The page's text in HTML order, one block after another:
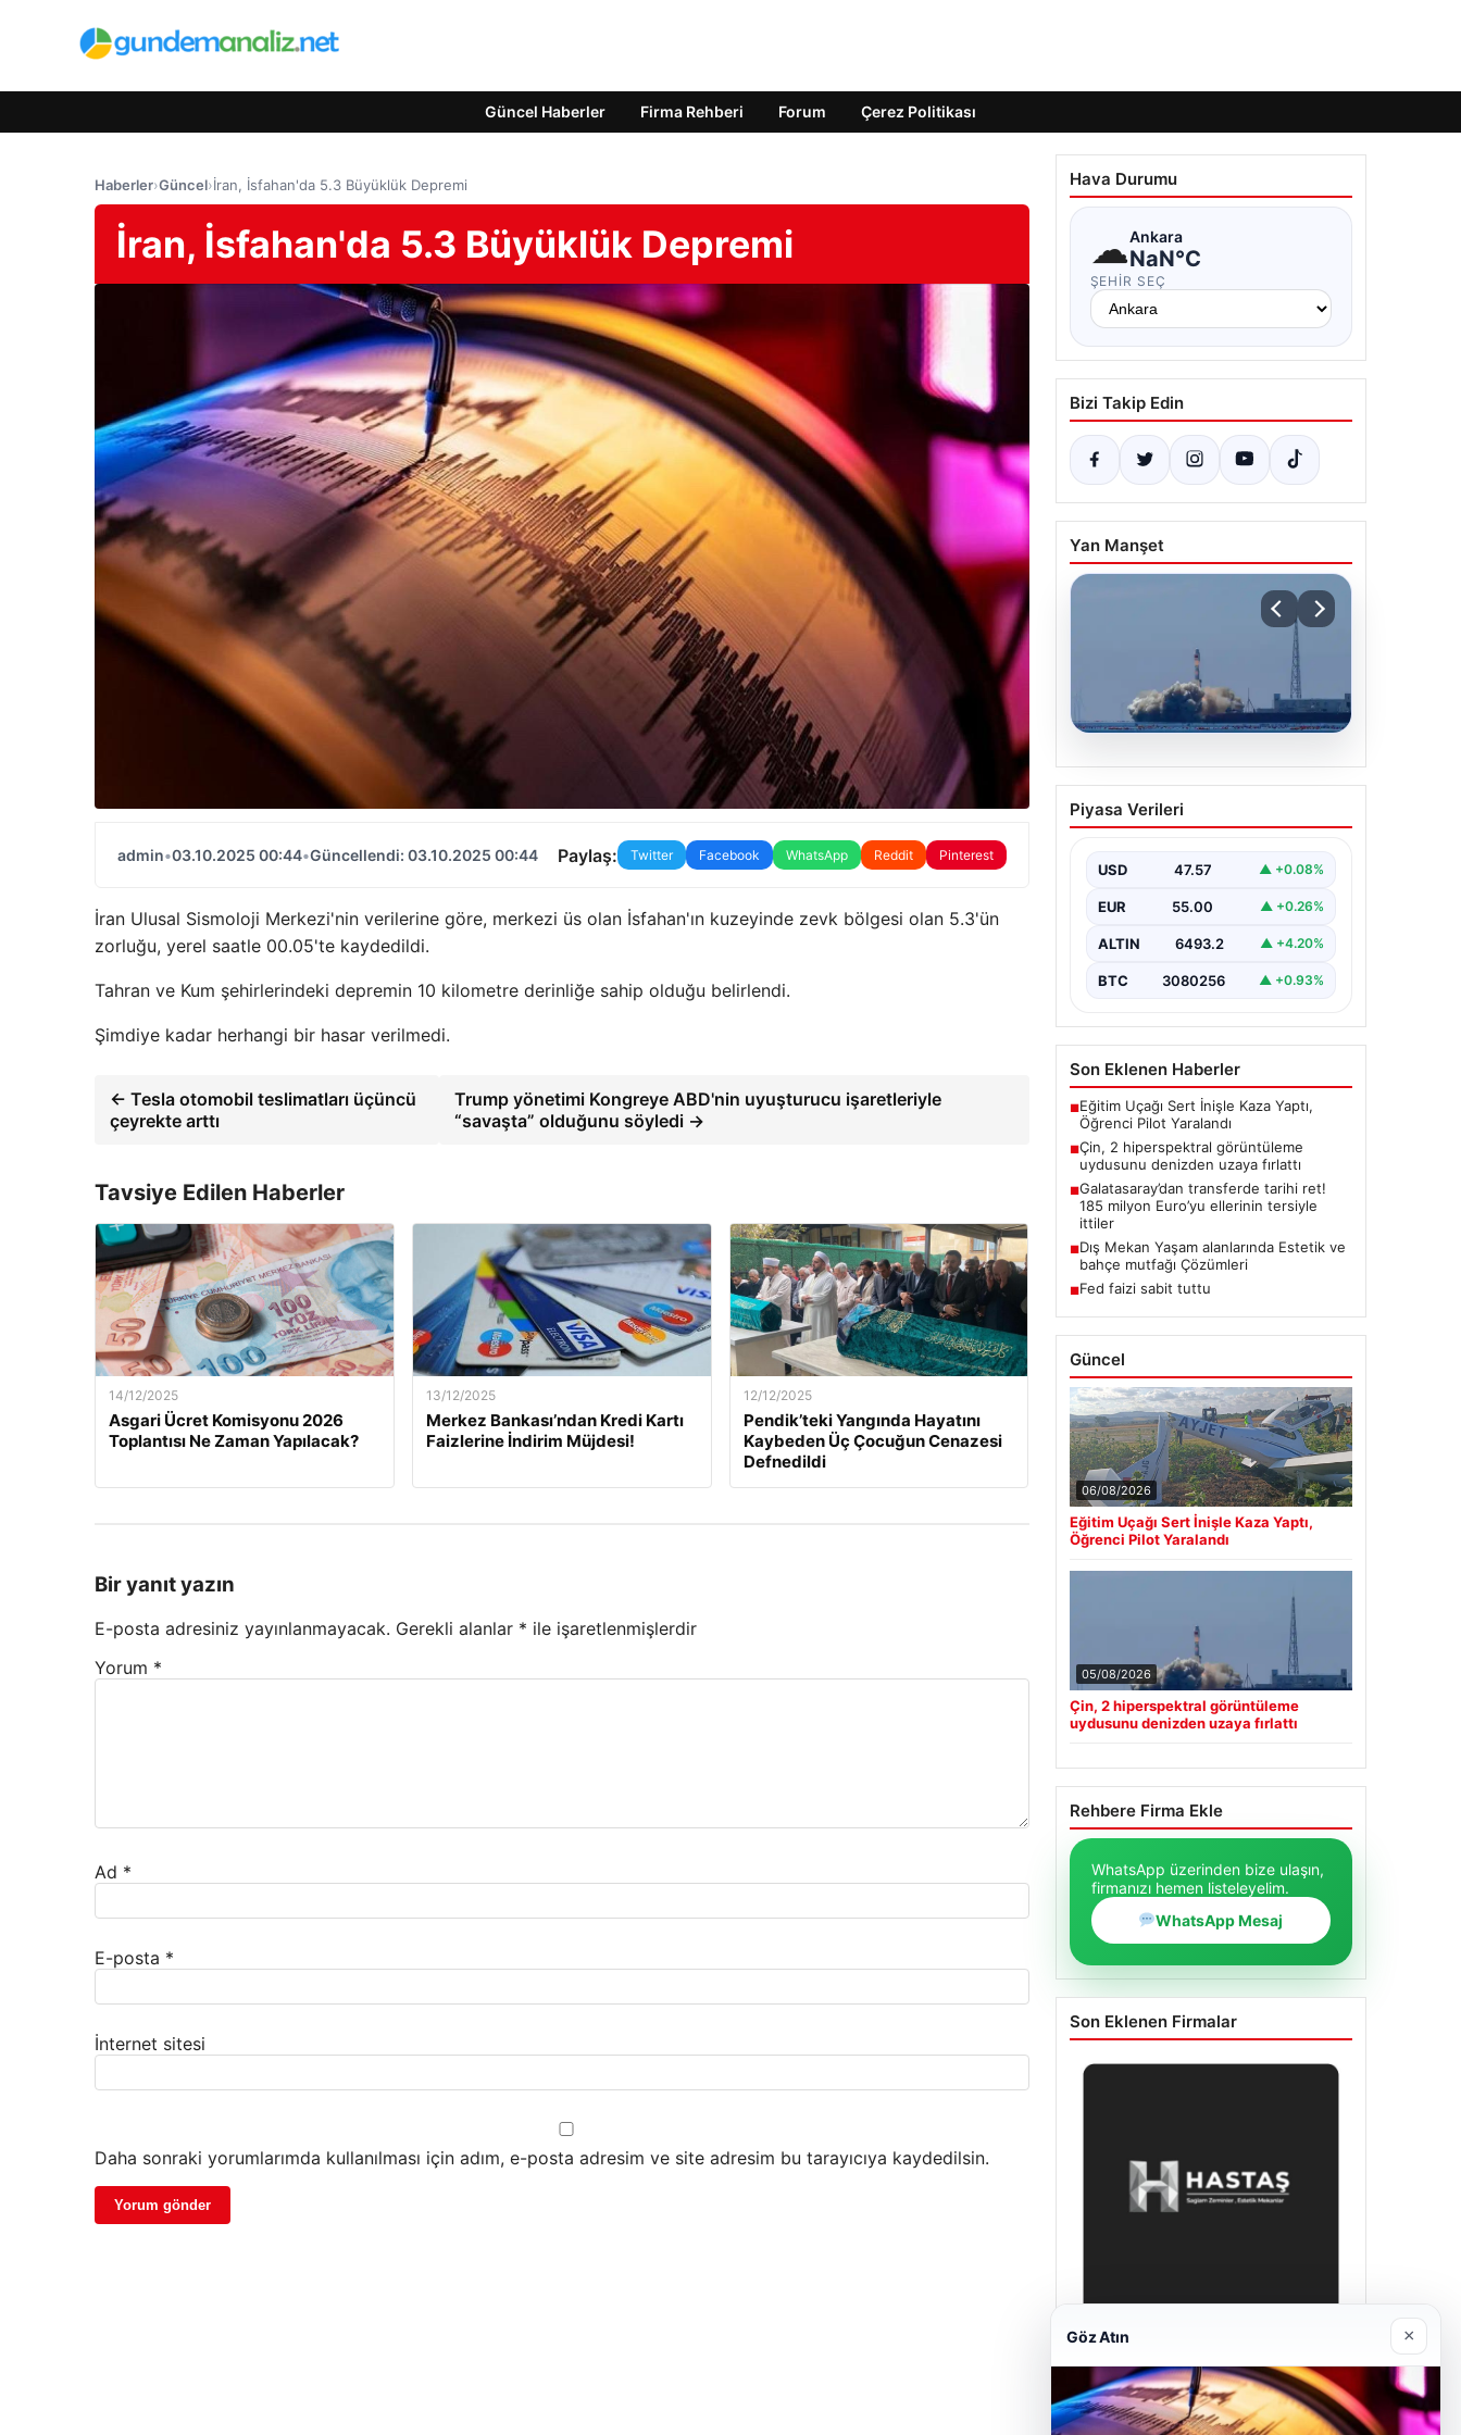
Güncel Haberler Firma Rehberi Forum Çerez Politikası
Haberler›Güncel›İran, İsfahan'da 5.3 Büyüklük Depremi
İran, İsfahan'da 5.3 Büyüklük Depremi
admin•03.10.2025 00:44•Güncellendi: 03.10.2025 00:44 Paylaş: Twitter Facebook WhatsApp Reddit Pinterest
İran Ulusal Sismoloji Merkezi'nin verilerine göre, merkezi üs olan İsfahan'ın kuzeyinde zevk bölgesi olan 5.3'ün
zorluğu, yerel saatle 00.05'te kaydedildi.
Tahran ve Kum şehirlerindeki depremin 10 kilometre derinliğe sahip olduğu belirlendi.
Şimdiye kadar herhangi bir hasar verilmedi.
← Tesla otomobil teslimatları üçüncü
çeyrekte arttı
Trump yönetimi Kongreye ABD'nin uyuşturucu işaretleriyle
“savaşta” olduğunu söyledi →
Tavsiye Edilen Haberler
14/12/2025
Asgari Ücret Komisyonu 2026
Toplantısı Ne Zaman Yapılacak?
13/12/2025
Merkez Bankası’ndan Kredi Kartı
Faizlerine İndirim Müjdesi!
12/12/2025
Pendik’teki Yangında Hayatını
Kaybeden Üç Çocuğun Cenazesi
Defnedildi
Bir yanıt yazın
E-posta adresiniz yayınlanmayacak. Gerekli alanlar * ile işaretlenmişlerdir
Yorum *
Ad *
E-posta *
İnternet sitesi
Daha sonraki yorumlarımda kullanılması için adım, e-posta adresim ve site adresim bu tarayıcıya kaydedilsin.
Hava Durumu
☁Ankara
NaN°C
ŞEHIR SEÇ
Bizi Takip Edin
Yan Manşet
Çin, 2 hiperspektral
görüntüleme uydusunu
Piyasa Verileri
USD 47.57 ▲ +0.08%
EUR 55.00 ▲ +0.26%
ALTIN 6493.2 ▲ +4.20%
BTC 3080256 ▲ +0.93%
Son Eklenen Haberler
■Eğitim Uçağı Sert İnişle Kaza Yaptı,
Öğrenci Pilot Yaralandı
■Çin, 2 hiperspektral görüntüleme
uydusunu denizden uzaya fırlattı
■Galatasaray’dan transferde tarihi ret!
185 milyon Euro’yu ellerinin tersiyle
ittiler
■Dış Mekan Yaşam alanlarında Estetik ve
bahçe mutfağı Çözümleri
■Fed faizi sabit tuttu
Güncel
06/08/2026
Eğitim Uçağı Sert İnişle Kaza Yaptı,
Öğrenci Pilot Yaralandı
05/08/2026
Çin, 2 hiperspektral görüntüleme
uydusunu denizden uzaya fırlattı
Rehbere Firma Ekle
WhatsApp üzerinden bize ulaşın,
firmanızı hemen listeleyelim.
WhatsApp Mesaj
Son Eklenen Firmalar
28/04/2026
Göz Atın ×